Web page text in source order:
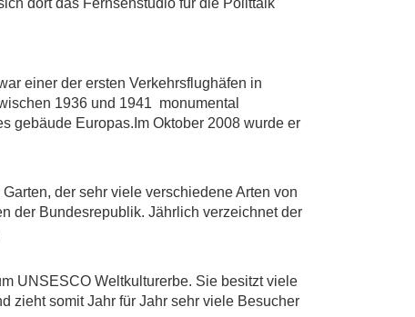
dort das Fernsehstudio für die Polittalk
einer der ersten Verkehrsflughäfen in
1936 und 1941 monumental
gebäude Europas.Im Oktober 2008 wurde er
der sehr viele verschiedene Arten von
der Bundesrepublik. Jährlich verzeichnet der
UNSESCO Weltkulturerbe. Sie besitzt viele
zieht somit Jahr für Jahr sehr viele Besucher